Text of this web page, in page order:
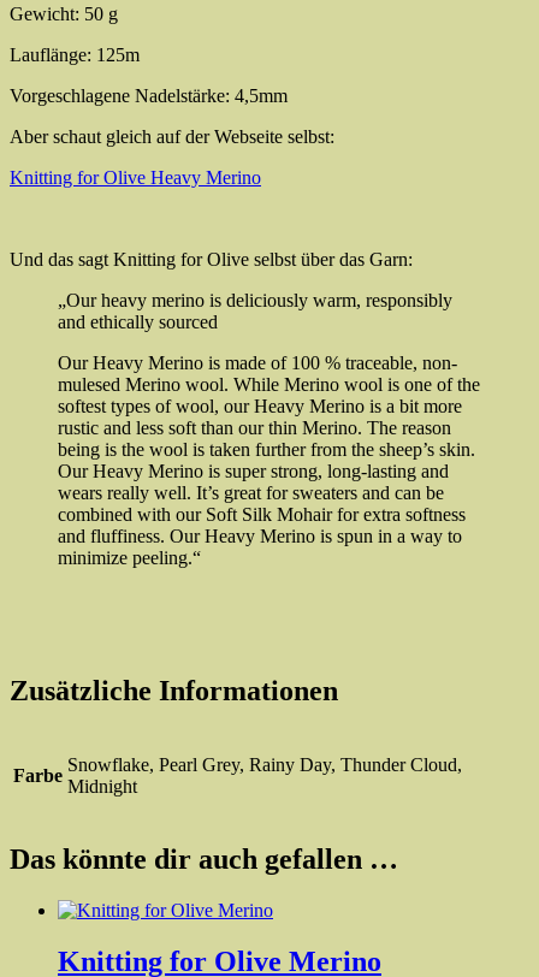
Gewicht: 50 g
Lauflänge: 125m
Vorgeschlagene Nadelstärke: 4,5mm
Aber schaut gleich auf der Webseite selbst:
Knitting for Olive Heavy Merino
Und das sagt Knitting for Olive selbst über das Garn:
„Our heavy merino is deliciously warm, responsibly
and ethically sourced
Our Heavy Merino is made of 100 % traceable, non-
mulesed Merino wool. While Merino wool is one of the
softest types of wool, our Heavy Merino is a bit more
rustic and less soft than our thin Merino. The reason
being is the wool is taken further from the sheep’s skin.
Our Heavy Merino is super strong, long-lasting and
wears really well. It’s great for sweaters and can be
combined with our Soft Silk Mohair for extra softness
and fluffiness. Our Heavy Merino is spun in a way to
minimize peeling.“
Zusätzliche Informationen
Farbe
Snowflake, Pearl Grey, Rainy Day, Thunder Cloud,
Midnight
Das könnte dir auch gefallen …
Knitting for Olive Merino